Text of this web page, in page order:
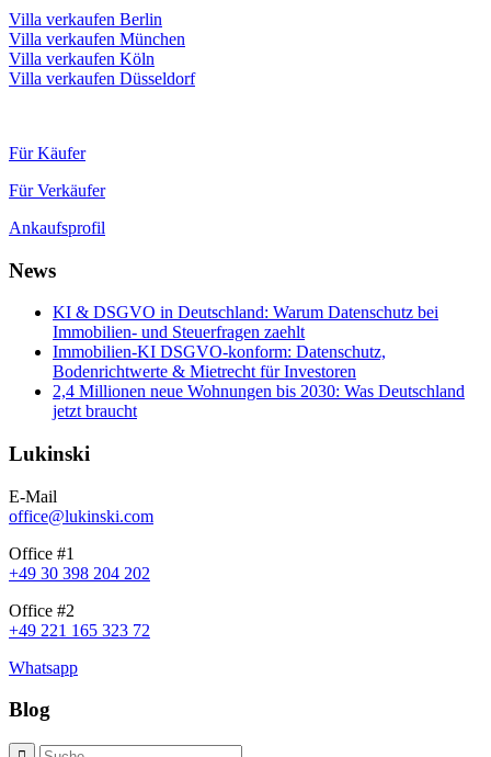
Villa verkaufen Berlin
Villa verkaufen München
Villa verkaufen Köln
Villa verkaufen Düsseldorf
Für Käufer
Für Verkäufer
Ankaufsprofil
News
KI & DSGVO in Deutschland: Warum Datenschutz bei
Immobilien- und Steuerfragen zaehlt
Immobilien-KI DSGVO-konform: Datenschutz,
Bodenrichtwerte & Mietrecht für Investoren
2,4 Millionen neue Wohnungen bis 2030: Was Deutschland
jetzt braucht
Lukinski
E-Mail
office@lukinski.com
Office #1
+49 30 398 204 202
Office #2
+49 221 165 323 72
Whatsapp
Blog